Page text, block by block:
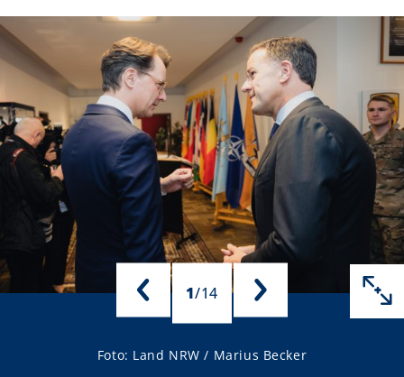
1/14
Foto: Land NRW / Marius Becker